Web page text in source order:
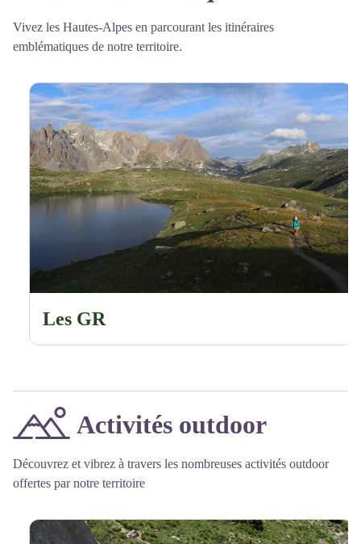
Vivez les Hautes-Alpes en parcourant les itinéraires
emblématiques de notre territoire.
Les GR
Activités outdoor
Découvrez et vibrez à travers les nombreuses activités outdoor
offertes par notre territoire